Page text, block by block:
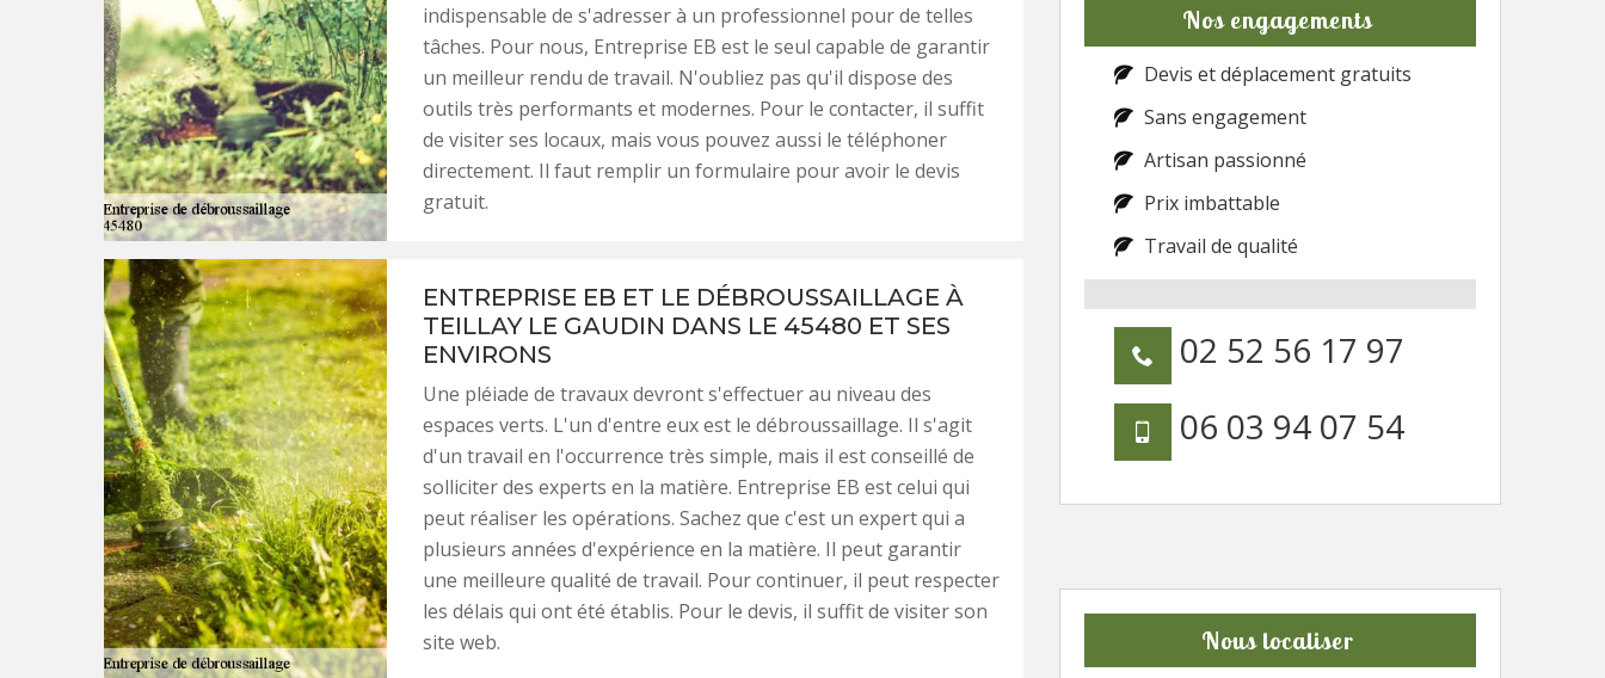
indispensable de s'adresser à un professionnel pour de telles
tâches. Pour nous, Entreprise EB est le seul capable de garantir
un meilleur rendu de travail. N'oubliez pas qu'il dispose des
outils très performants et modernes. Pour le contacter, il suffit
de visiter ses locaux, mais vous pouvez aussi le téléphoner
directement. Il faut remplir un formulaire pour avoir le devis
gratuit.
ENTREPRISE EB ET LE DÉBROUSSAILLAGE À
TEILLAY LE GAUDIN DANS LE 45480 ET SES
ENVIRONS
Une pléiade de travaux devront s'effectuer au niveau des
espaces verts. L'un d'entre eux est le débroussaillage. Il s'agit
d'un travail en l'occurrence très simple, mais il est conseillé de
solliciter des experts en la matière. Entreprise EB est celui qui
peut réaliser les opérations. Sachez que c'est un expert qui a
plusieurs années d'expérience en la matière. Il peut garantir
une meilleure qualité de travail. Pour continuer, il peut respecter
les délais qui ont été établis. Pour le devis, il suffit de visiter son
site web.
Nos engagements
Devis et déplacement gratuits
Sans engagement
Artisan passionné
Prix imbattable
Travail de qualité
02 52 56 17 97
06 03 94 07 54
Nous localiser